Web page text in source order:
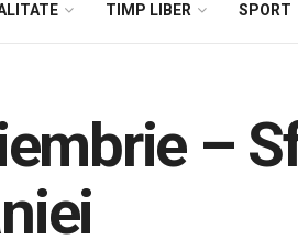
TIMP LIBER SPORT
–